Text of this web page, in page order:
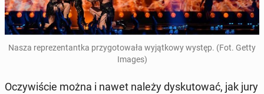
Nasza re­pre­zen­tant­ka przy­go­to­wa­ła wy­jąt­ko­wy występ. (Fot. Getty
Images)
Oczy­wi­ście można i nawet należy dys­ku­to­wać, jak jury